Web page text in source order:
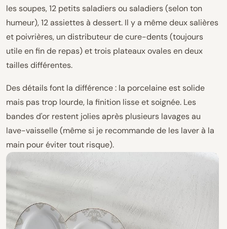
les soupes, 12 petits saladiers ou saladiers (selon ton
humeur), 12 assiettes à dessert. Il y a même deux salières
et poivrières, un distributeur de cure-dents (toujours
utile en fin de repas) et trois plateaux ovales en deux
tailles différentes.
Des détails font la différence : la porcelaine est solide
mais pas trop lourde, la finition lisse et soignée. Les
bandes d'or restent jolies après plusieurs lavages au
lave-vaisselle (même si je recommande de les laver à la
main pour éviter tout risque).